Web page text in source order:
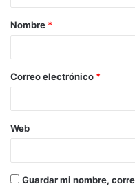
a
r
*
Nombre *
Correo electrónico *
Web
Guardar mi nombre,